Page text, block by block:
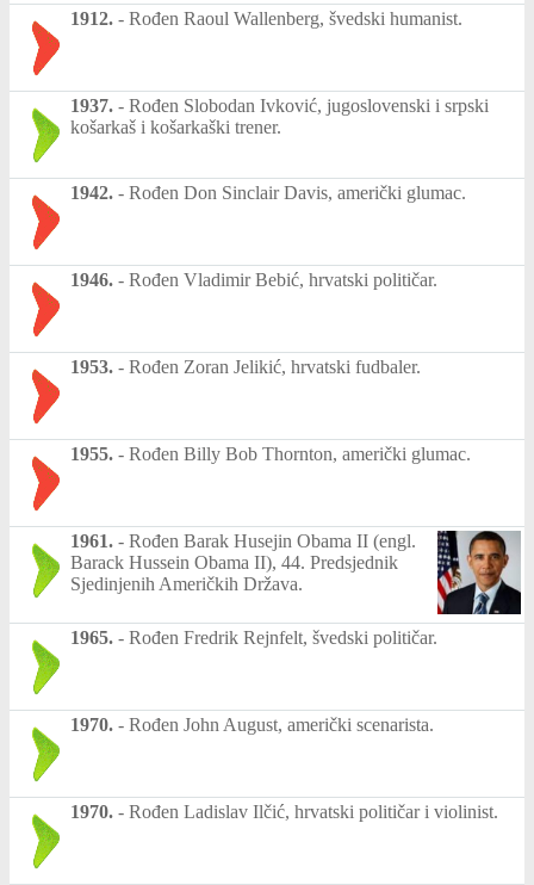
1912. - Rođen Raoul Wallenberg, švedski humanist.
1937. - Rođen Slobodan Ivković, jugoslovenski i srpski
košarkaš i košarkaški trener.
1942. - Rođen Don Sinclair Davis, američki glumac.
1946. - Rođen Vladimir Bebić, hrvatski političar.
1953. - Rođen Zoran Jelikić, hrvatski fudbaler.
1955. - Rođen Billy Bob Thornton, američki glumac.
1961. - Rođen Barak Husejin Obama II (engl.
Barack Hussein Obama II), 44. Predsjednik
Sjedinjenih Američkih Država.
1965. - Rođen Fredrik Rejnfelt, švedski političar.
1970. - Rođen John August, američki scenarista.
1970. - Rođen Ladislav Ilčić, hrvatski političar i violinist.